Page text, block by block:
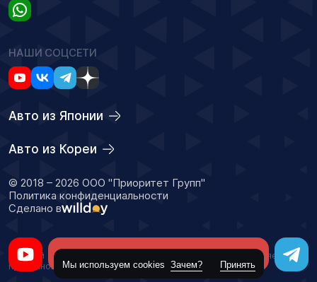
НАШИ СОЦСЕТИ
Авто из Японии
Авто из Кореи
© 2018 – 2026 ООО "Приоритет Групп"
Политика конфиденциальности
Сделано в
Данный сайт носит информационный характер и не является
публичной офертойМы используем cookies Зачем? Принять